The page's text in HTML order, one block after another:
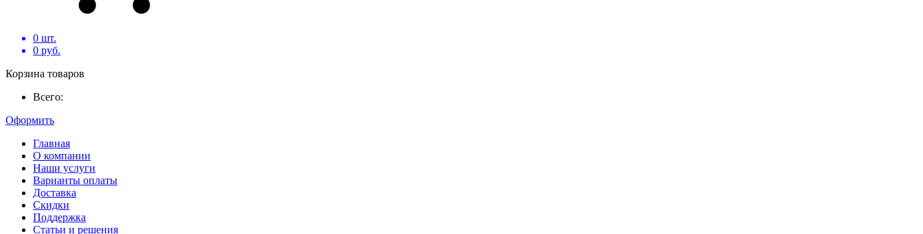
0 шт.
0 руб.
Корзина товаров
Всего:
Оформить
Главная
О компании
Наши услуги
Варианты оплаты
Доставка
Скидки
Поддержка
Статьи и решения